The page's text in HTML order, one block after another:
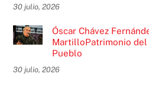
30 julio, 2026
Óscar Chávez
MartilloPatrimonio del
Pueblo
30 julio, 2026